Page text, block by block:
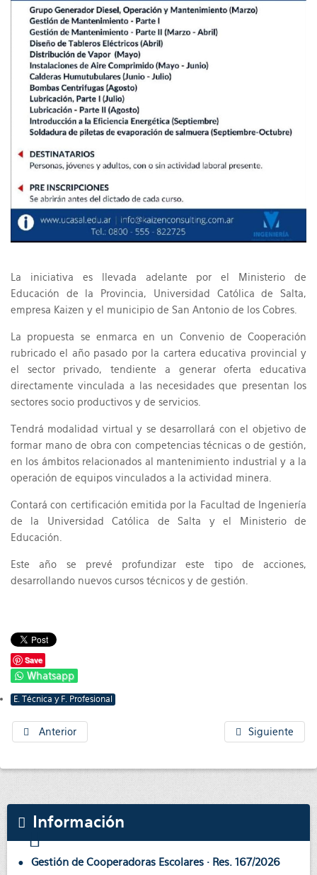
La iniciativa es llevada adelante por el Ministerio de
Educación de la Provincia, Universidad Católica de Salta,
empresa Kaizen y el municipio de San Antonio de los Cobres.
La propuesta se enmarca en un Convenio de Cooperación
rubricado el año pasado por la cartera educativa provincial y
el sector privado, tendiente a generar oferta educativa
directamente vinculada a las necesidades que presentan los
sectores socio productivos y de servicios.
Tendrá modalidad virtual y se desarrollará con el objetivo de
formar mano de obra con competencias técnicas o de gestión,
en los ámbitos relacionados al mantenimiento industrial y a la
operación de equipos vinculados a la actividad minera.
Contará con certificación emitida por la Facultad de Ingeniería
de la Universidad Católica de Salta y el Ministerio de
Educación.
Este año se prevé profundizar este tipo de acciones,
desarrollando nuevos cursos técnicos y de gestión.
Save
Whatsapp
E. Técnica y F. Profesional
Anterior Siguiente
Información
Gestión de Cooperadoras Escolares · Res. 167/2026